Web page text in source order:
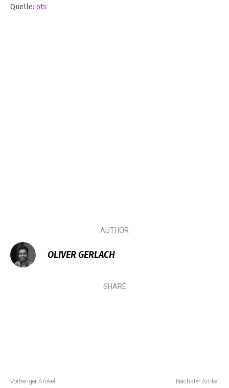
Quelle: ots
AUTHOR
OLIVER GERLACH
SHARE
Vorheriger Artikel
Nächster Artikel